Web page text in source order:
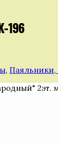
196
,
2эт.